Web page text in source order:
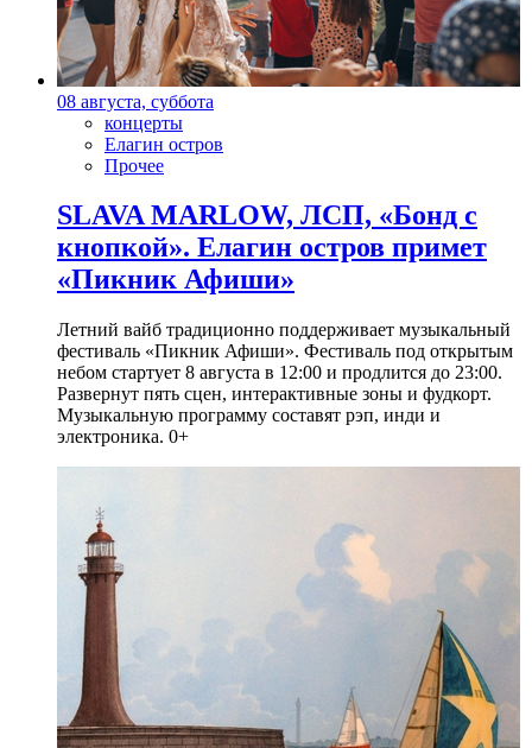
08 августа, суббота
концерты
Елагин остров
Прочее
SLAVA MARLOW, ЛСП, «Бонд с
кнопкой». Елагин остров примет
«Пикник Афиши»
Летний вайб традиционно поддерживает музыкальный
фестиваль «Пикник Афиши». Фестиваль под открытым
небом стартует 8 августа в 12:00 и продлится до 23:00.
Развернут пять сцен, интерактивные зоны и фудкорт.
Музыкальную программу составят рэп, инди и
электроника. 0+